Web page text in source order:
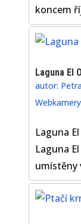
koncem
Laguna El
autor:
Laguna
Laguna
umístěny